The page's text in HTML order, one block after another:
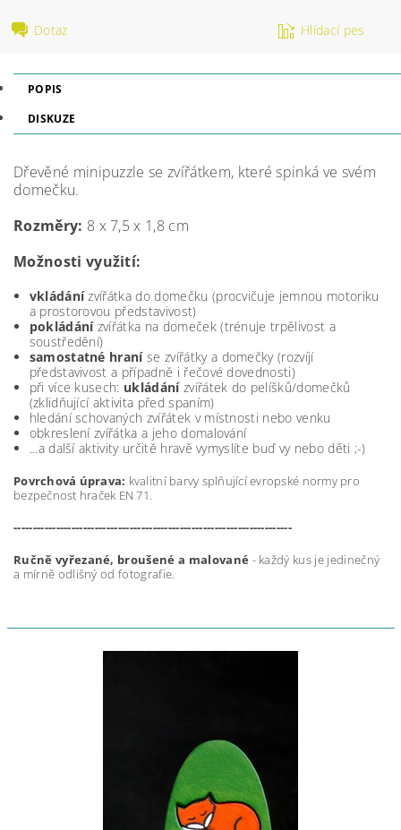
Dotaz Hlídací pes
POPIS
DISKUZE
Dřevěné minipuzzle se zvířátkem, které spinká ve svém
domečku.
Rozměry: 8 x 7,5 x 1,8 cm
Možnosti využití:
vkládánízvířátka do domečku (procvičuje jemnou motoriku
a prostorovou představivost)
pokládánízvířátka na domeček (trénuje trpělivost a
soustředění)
samostatné hraníse zvířátky a domečky (rozvíjí
představivost a případně i řečové dovednosti)
při více kusech: ukládání zvířátek do pelíšků/domečků
(zklidňující aktivita před spaním)
hledání schovaných zvířátek v místnosti nebo venku
obkreslení zvířátka a jeho domalování
...a další aktivity určitě hravě vymyslíte buď vy nebo děti ;-)
Povrchová úprava: kvalitní barvy splňující evropské normy pro
bezpečnost hraček EN 71.
------------------------------------------------------------------------
Ručně vyřezané, broušené a malované - každý kus je jedinečný
a mírně odlišný od fotografie.